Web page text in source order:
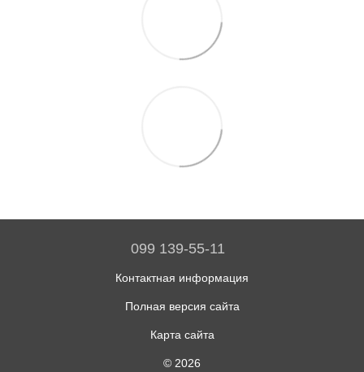
099 139-55-11
Контактная информация
Полная версия сайта
Карта сайта
© 2026